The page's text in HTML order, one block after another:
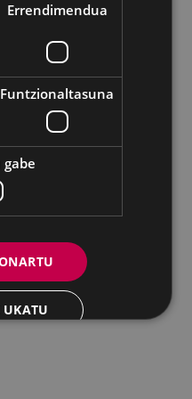
guztiak
11 | 20600 Eibar
943 70 84 40
L01200300
Errendimendua
Funtzionaltasuna